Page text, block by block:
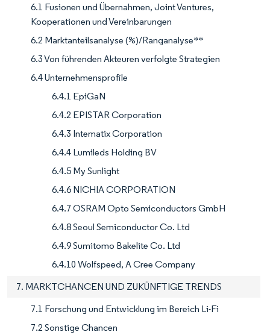
6.1 Fusionen und Übernahmen, Joint Ventures,
Kooperationen und Vereinbarungen
6.2 Marktanteilsanalyse (%)/Ranganalyse**
6.3 Von führenden Akteuren verfolgte Strategien
6.4 Unternehmensprofile
6.4.1 EpiGaN
6.4.2 EPISTAR Corporation
6.4.3 Intematix Corporation
6.4.4 Lumileds Holding BV
6.4.5 My Sunlight
6.4.6 NICHIA CORPORATION
6.4.7 OSRAM Opto Semiconductors GmbH
6.4.8 Seoul Semiconductor Co. Ltd
6.4.9 Sumitomo Bakelite Co. Ltd
6.4.10 Wolfspeed, A Cree Company
7. MARKTCHANCEN UND ZUKÜNFTIGE TRENDS
7.1 Forschung und Entwicklung im Bereich Li-Fi
7.2 Sonstige Chancen